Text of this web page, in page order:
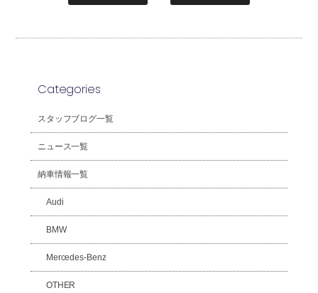
Categories
スタッフブログ一覧
ニュース一覧
納車情報一覧
Audi
BMW
Mercedes-Benz
OTHER